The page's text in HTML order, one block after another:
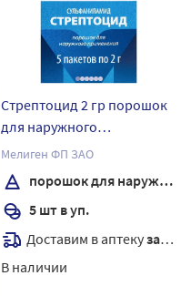
Стрептоцид 2 гр порошок
для наружного
применения пакет 5 шт.
упаковка пачка
Мелиген ФП ЗАО
порошок для наружного применения
5 шт в уп.
Доставим в аптекузавтра
В наличии